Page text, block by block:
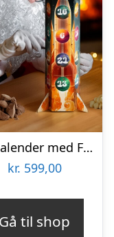
Julekalender med Frysetørret Is
kr. 599,00
Gå til shop